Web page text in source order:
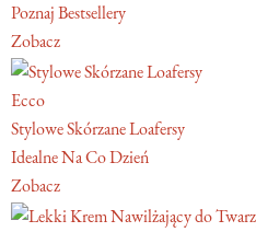
Poznaj Bestsellery
Zobacz
Ecco
Stylowe Skórzane Loafersy
Idealne Na Co Dzień
Zobacz